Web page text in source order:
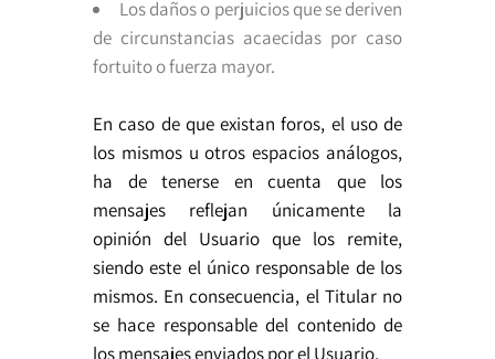
Los daños o perjuicios que se deriven
de circunstancias acaecidas por caso
fortuito o fuerza mayor.
En caso de que existan foros, el uso de
los mismos u otros espacios análogos,
ha de tenerse en cuenta que los
mensajes reflejan únicamente la
opinión del Usuario que los remite,
siendo este el único responsable de los
mismos. En consecuencia, el Titular no
se hace responsable del contenido de
los mensajes enviados por el Usuario.